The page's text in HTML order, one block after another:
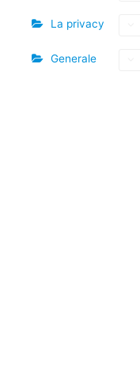
La privacy
Generale